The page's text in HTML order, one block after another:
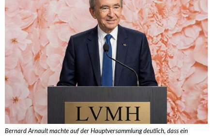
Bernard Arnault machte auf der Hauptversammlung deutlich, dass ein